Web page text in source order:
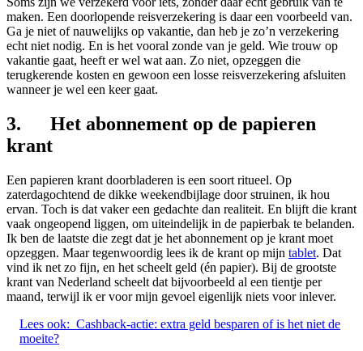
maken. Een doorlopende reisverzekering is daar een voorbeeld van.
Ga je niet of nauwelijks op vakantie, dan heb je zo’n verzekering
echt niet nodig. En is het vooral zonde van je geld. Wie trouw op
vakantie gaat, heeft er wel wat aan. Zo niet, opzeggen die
terugkerende kosten en gewoon een losse reisverzekering afsluiten
wanneer je wel een keer gaat.
3. Het abonnement op de papieren
krant
Een papieren krant doorbladeren is een soort ritueel. Op
zaterdagochtend de dikke weekendbijlage door struinen, ik hou
ervan. Toch is dat vaker een gedachte dan realiteit. En blijft die krant
vaak ongeopend liggen, om uiteindelijk in de papierbak te belanden.
Ik ben de laatste die zegt dat je het abonnement op je krant moet
opzeggen. Maar tegenwoordig lees ik de krant op mijn tablet. Dat
vind ik net zo fijn, en het scheelt geld (én papier). Bij de grootste
krant van Nederland scheelt dat bijvoorbeeld al een tientje per
maand, terwijl ik er voor mijn gevoel eigenlijk niets voor inlever.
Lees ook: Cashback-actie: extra geld besparen of is het niet de
moeite?